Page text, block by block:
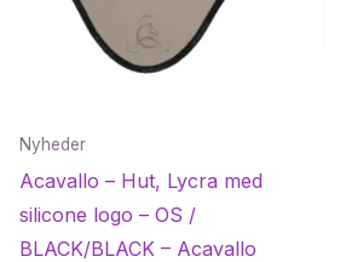
Nyheder
Acavallo – Hut, Lycra med
silicone logo – OS /
BLACK/BLACK – Acavallo